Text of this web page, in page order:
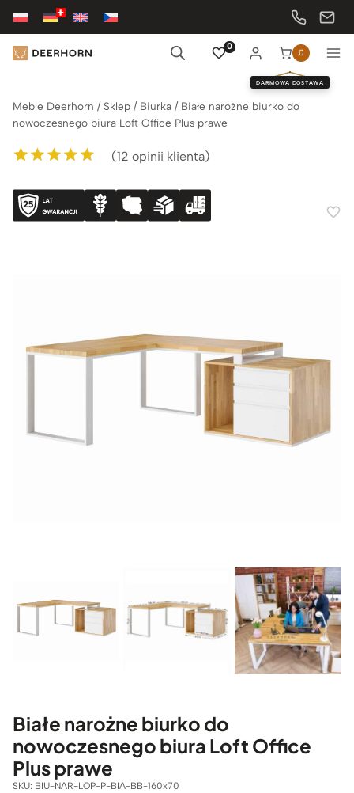
Przejdź
treści
0
0
DARMOWA DOSTAWA
Meble Deerhorn / Sklep / Biurka / Białe narożne biurko do
nowoczesnego biura Loft Office Plus prawe
5.00na 5 na
podstawie
ocen klientów
(12 opinii klienta)
Białe narożne biurko do
nowoczesnego biura Loft Office
Plus prawe
SKU: BIU-NAR-LOP-P-BIA-BB-160x70